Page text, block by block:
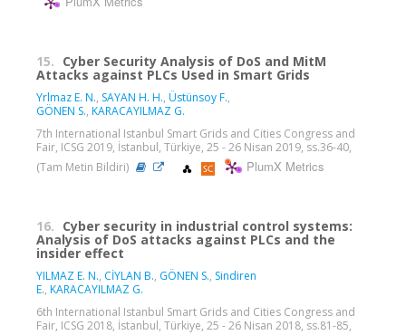
15. Cyber Security Analysis of DoS and MitM
Attacks against PLCs Used in Smart Grids
Yrlmaz E. N., SAYAN H. H., Üstünsoy F.,
GÖNEN S., KARACAYILMAZ G.
7th International Istanbul Smart Grids and Cities Congress and
Fair, ICSG 2019, İstanbul, Türkiye, 25 - 26 Nisan 2019, ss.36-40,
(Tam Metin Bildiri)
PlumX Metrics
16. Cyber security in industrial control systems:
Analysis of DoS attacks against PLCs and the
insider effect
YILMAZ E. N., CİYLAN B., GÖNEN S., Sindiren
E., KARACAYILMAZ G.
6th International Istanbul Smart Grids and Cities Congress and
Fair, ICSG 2018, İstanbul, Türkiye, 25 - 26 Nisan 2018, ss.81-85,